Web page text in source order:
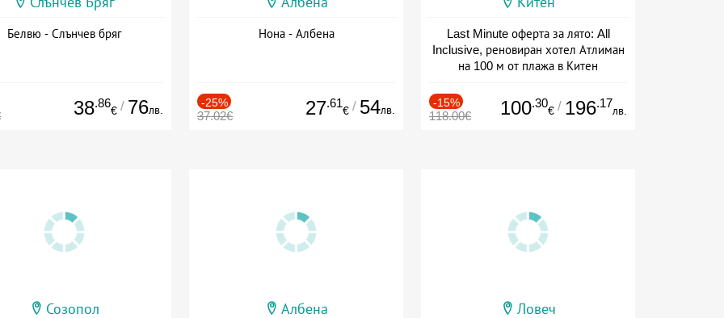
Белвю - Слънчев бряг
38.86
€ / 76лв.
Нона - Албена
-25%
37.02€ 27.61
€ / 54лв.
Last Minute оферта за лято: All
Inclusive, реновиран хотел Атлиман
на 100 м от плажа в Китен
-15%
118.00€ 100.30
€ / 196.17
лв.
Созопол Албена Ловеч